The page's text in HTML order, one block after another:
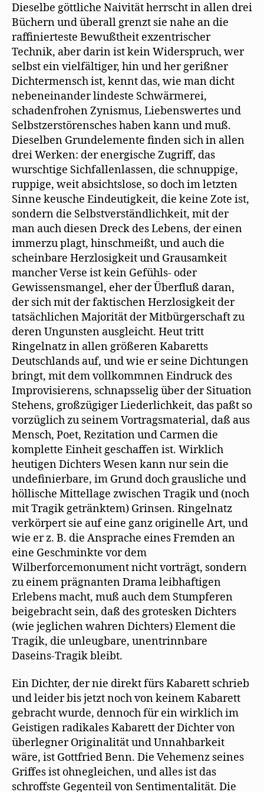
Dieselbe göttliche Naivität herrscht in allen drei
Büchern und überall grenzt sie nahe an die
raffinierteste Bewußtheit exzentrischer
Technik, aber darin ist kein Widerspruch, wer
selbst ein vielfältiger, hin und her gerißner
Dichtermensch ist, kennt das, wie man dicht
nebeneinander lindeste Schwärmerei,
schadenfrohen Zynismus, Liebenswertes und
Selbstzerstörensches haben kann und muß.
Dieselben Grundelemente finden sich in allen
drei Werken: der energische Zugriff, das
wurschtige Sichfallenlassen, die schnuppige,
ruppige, weit absichtslose, so doch im letzten
Sinne keusche Eindeutigkeit, die keine Zote ist,
sondern die Selbstverständlichkeit, mit der
man auch diesen Dreck des Lebens, der einen
immerzu plagt, hinschmeißt, und auch die
scheinbare Herzlosigkeit und Grausamkeit
mancher Verse ist kein Gefühls- oder
Gewissensmangel, eher der Überfluß daran,
der sich mit der faktischen Herzlosigkeit der
tatsächlichen Majorität der Mitbürgerschaft zu
deren Ungunsten ausgleicht. Heut tritt
Ringelnatz in allen größeren Kabaretts
Deutschlands auf, und wie er seine Dichtungen
bringt, mit dem vollkommnen Eindruck des
Improvisierens, schnapsselig über der Situation
Stehens, großzügiger Liederlichkeit, das paßt so
vorzüglich zu seinem Vortragsmaterial, daß aus
Mensch, Poet, Rezitation und Carmen die
komplette Einheit geschaffen ist. Wirklich
heutigen Dichters Wesen kann nur sein die
undefinierbare, im Grund doch grausliche und
höllische Mittellage zwischen Tragik und (noch
mit Tragik getränktem) Grinsen. Ringelnatz
verkörpert sie auf eine ganz originelle Art, und
wie er z. B. die Ansprache eines Fremden an
eine Geschminkte vor dem
Wilberforcemonument nicht vorträgt, sondern
zu einem prägnanten Drama leibhaftigen
Erlebens macht, muß auch dem Stumpferen
beigebracht sein, daß des grotesken Dichters
(wie jeglichen wahren Dichters) Element die
Tragik, die unleugbare, unentrinnbare
Daseins-Tragik bleibt.
Ein Dichter, der nie direkt fürs Kabarett schrieb
und leider bis jetzt noch von keinem Kabarett
gebracht wurde, dennoch für ein wirklich im
Geistigen radikales Kabarett der Dichter von
überlegner Originalität und Unnahbarkeit
wäre, ist Gottfried Benn. Die Vehemenz seines
Griffes ist ohnegleichen, und alles ist das
schroffste Gegenteil von Sentimentalität. Die